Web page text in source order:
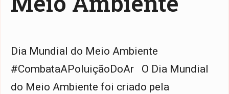
Dia Mundial do Meio Ambiente
#CombataAPoluiçãoDoAr O Dia Mundial
do Meio Ambiente foi criado pela